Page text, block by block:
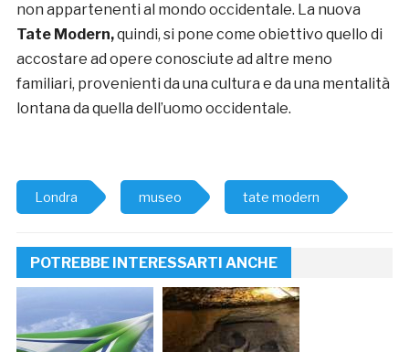
non appartenenti al mondo occidentale. La nuova
Tate Modern,quindi, si pone come obiettivo quello di
accostare ad opere conosciute ad altre meno
familiari, provenienti da una cultura e da una mentalità
lontana da quella dell’uomo occidentale.
Londra museo tate modern
POTREBBE INTERESSARTI ANCHE